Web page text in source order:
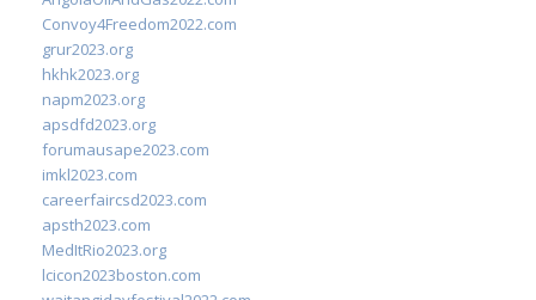
Convoy4Freedom2022.com
grur2023.org
hkhk2023.org
napm2023.org
apsdfd2023.org
forumausape2023.com
imkl2023.com
careerfaircsd2023.com
apsth2023.com
MedItRio2023.org
lcicon2023boston.com